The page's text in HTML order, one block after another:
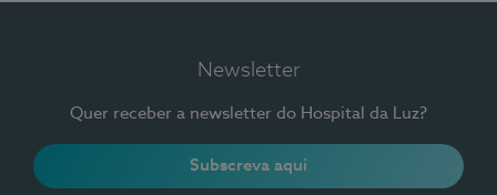
Newsletter
Quer receber a newsletter do Hospital da Luz?
Subscreva aqui